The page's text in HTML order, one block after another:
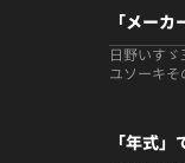
「メー
日野いすゞ
ユソーキそ
「年式